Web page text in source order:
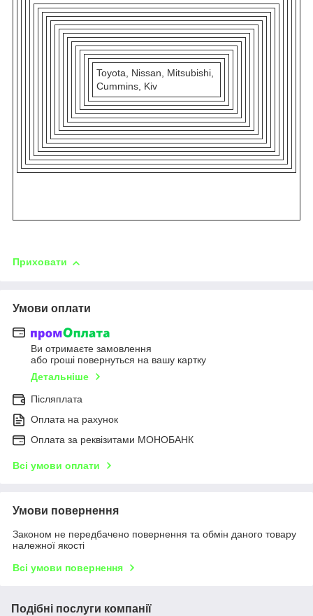
Toyota, Nissan, Mitsubishi,
Cummins, Kiv
Приховати
Умови оплати
Ви отримаєте замовлення
або гроші повернуться на вашу картку
Детальніше
Післяплата
Оплата на рахунок
Оплата за реквізитами МОНОБАНК
Всі умови оплати
Умови повернення
Законом не передбачено повернення та обмін даного товару
належної якості
Всі умови повернення
Подібні послуги компанії